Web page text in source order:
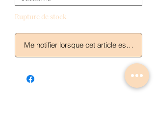
Rupture de stock
Me notifier lorsque cet article est